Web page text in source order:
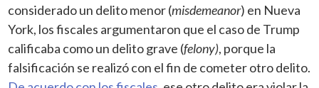
considerado un delito menor (misdemeanor) en Nueva
York, los fiscales argumentaron que el caso de Trump
calificaba como un delito grave (felony), porque la
falsificación se realizó con el fin de cometer otro delito.